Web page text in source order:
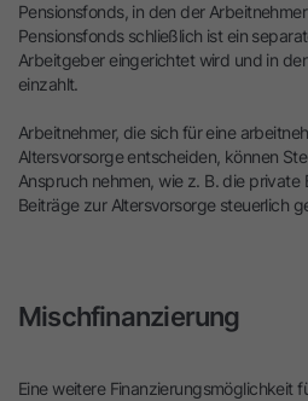
Pensionsfonds, in den der
Pensionsfonds schließlich ist ein
Arbeitgeber eingerichtet wird und in
einzahlt.
Arbeitnehmer, die sich für eine
Altersvorsorge entscheiden, können
Anspruch nehmen, wie z. B. die private
Beiträge zur Altersvorsorge steuerlich
Mischfinanzierung
Eine weitere Finanzierungsmöglichkeit